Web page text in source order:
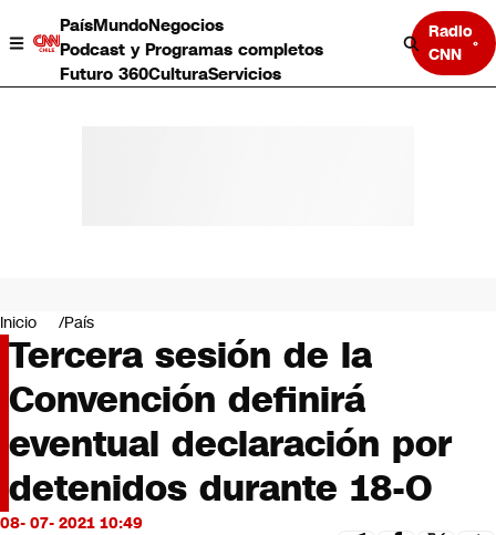
PaísMundoNegocios
Podcast y Programas completos
Futuro 360CulturaServicios
Radio
CNN
Negocios
Deportes
Programas completos
Cultura
Servicios
Bits
CNN tiempo
Futuro 360
Inicio País
Tercera sesión de la
Convención definirá
eventual declaración por
detenidos durante 18-O
08- 07- 2021 10:49